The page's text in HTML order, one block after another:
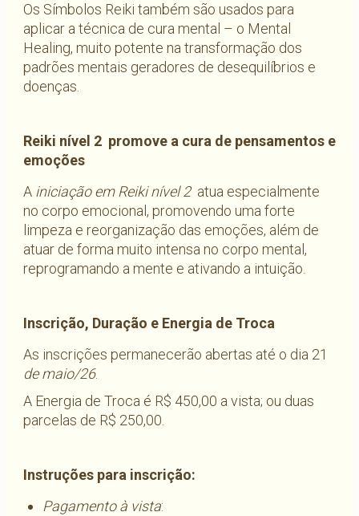
Os Símbolos Reiki também são usados para
aplicar a técnica de cura mental – o Mental
Healing, muito potente na transformação dos
padrões mentais geradores de desequilíbrios e
doenças.
Reiki nível 2 promove a cura de pensamentos e
emoções
Ainiciação em Reiki nível 2 atua especialmente
no corpo emocional, promovendo uma forte
limpeza e reorganização das emoções, além de
atuar de forma muito intensa no corpo mental,
reprogramando a mente e ativando a intuição.
Inscrição, Duração e Energia de Troca
As inscrições permanecerão abertas até o dia 21
de maio/26.
A Energia de Troca é R$ 450,00 a vista; ou duas
parcelas de R$ 250,00.
Instruções para inscrição:
Pagamento à vista: